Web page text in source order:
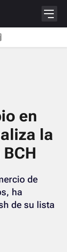
en
la
de
ha
de su lista